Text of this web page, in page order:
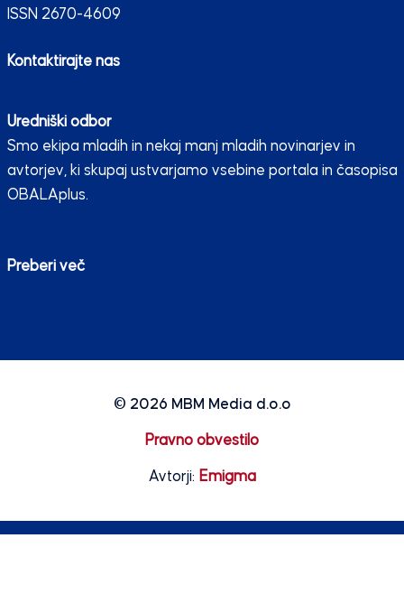
ISSN 2670-4609
Kontaktirajte nas
Uredniški odbor
Smo ekipa mladih in nekaj manj mladih novinarjev in
avtorjev, ki skupaj ustvarjamo vsebine portala in časopisa
OBALAplus.
Preberi več
© 2026 MBM Media d.o.o
Pravno obvestilo
Avtorji: Emigma